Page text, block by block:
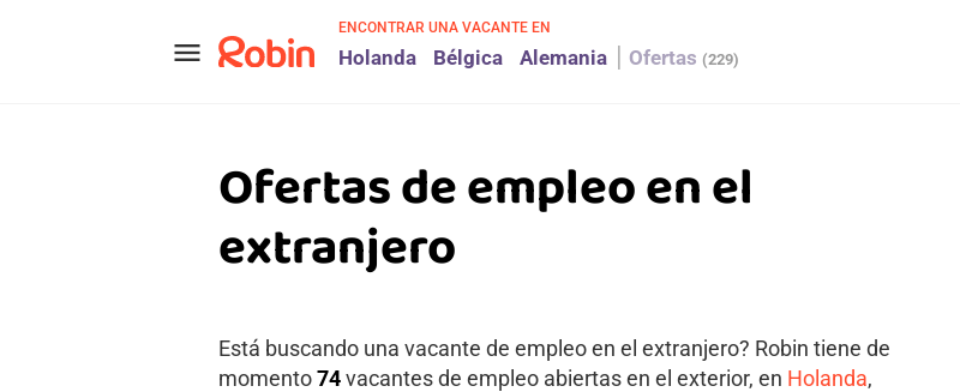
menu
ENCONTRAR UNA VACANTE EN
Holanda Bélgica Alemania Ofertas (229)
Ofertas de empleo en el
extranjero
Está buscando una vacante de empleo en el extranjero? Robin tiene de
momento74vacantes de empleo abiertas en el exterior, en Holanda,